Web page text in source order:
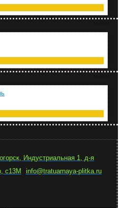
Индустриальная 1, д-я
с13М
info@tratuarnaya-plitka.ru